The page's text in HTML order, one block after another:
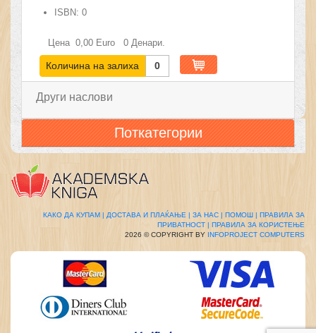
ISBN: 0
Цена 0,00 Euro0 Денари.
Количина на залиха 0
Други наслови
Поткатегории
КАКО ДА КУПАМ | ДОСТАВА И ПЛАЌАЊЕ | ЗА НАС | ПОМОШ |
ПРАВИЛА ЗА
ПРИВАТНОСТ |
ПРАВИЛА ЗА КОРИСТЕЊЕ
2026 © COPYRIGHT BY
INFOPROJECT COMPUTERS